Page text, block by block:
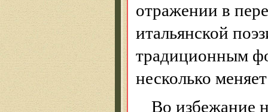
отражении в
итальянской
традиционным
несколько
Во избежание